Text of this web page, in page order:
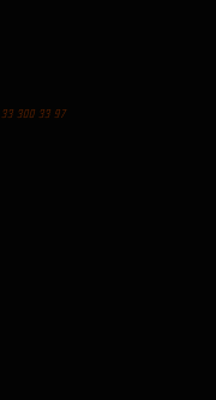
33 300 33 97